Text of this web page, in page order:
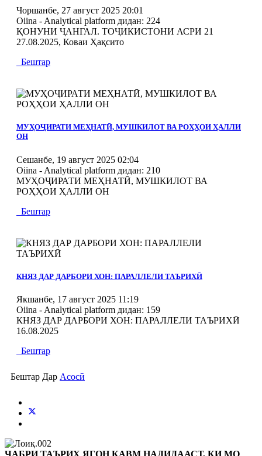
Чоршанбе, 27 август 2025 20:01
Oiina - Analytical platform дидан: 224
ҚОНУНИ ҶАНГАЛ. ТОҶИКИСТОНИ АСРИ 21
27.08.2025, Коваи Ҳақсито
Бештар
МУҲОҶИРАТИ МЕҲНАТӢ, МУШКИЛОТ ВА РОҲҲОИ ҲАЛЛИ
ОН
Сешанбе, 19 август 2025 02:04
Oiina - Analytical platform дидан: 210
МУҲОҶИРАТИ МЕҲНАТӢ, МУШКИЛОТ ВА
РОҲҲОИ ҲАЛЛИ ОН
Бештар
КНЯЗ ДАР ДАРБОРИ ХОН: ПАРАЛЛЕЛИ ТАЪРИХӢ
Якшанбе, 17 август 2025 11:19
Oiina - Analytical platform дидан: 159
КНЯЗ ДАР ДАРБОРИ ХОН: ПАРАЛЛЕЛИ ТАЪРИХӢ
16.08.2025
Бештар
Бештар Дар Асосӣ
ҶАБРИ ТАЪРИХ ЯГОН ҚАВМ НАДИДААСТ, КИ МО